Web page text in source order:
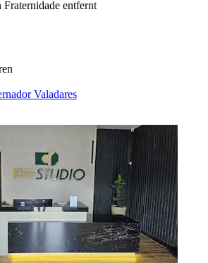
entfernt
Valadares